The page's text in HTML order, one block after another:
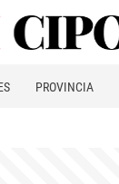
PROVINCIA